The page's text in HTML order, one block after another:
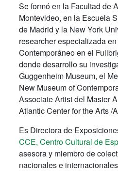
Se formó en la Facultad de
Montevideo, en la Escuela
de Madrid y la New York
researcher especializada
Contemporáneo en el
donde desarrollo su
Guggenheim Museum, el
New Museum of
Associate Artist del Master
Atlantic Center for the Arts /
Es Directora de
CCE, Centro Cultural de
asesora y miembro de
nacionales e